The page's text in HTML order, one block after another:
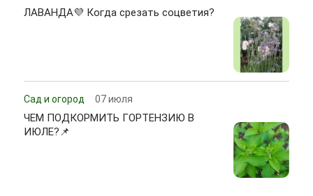
ЛАВАНДА💜 Когда срезать соцветия?
Сад и огород 07 июля
ЧЕМ ПОДКОРМИТЬ ГОРТЕНЗИЮ В
ИЮЛЕ?📌